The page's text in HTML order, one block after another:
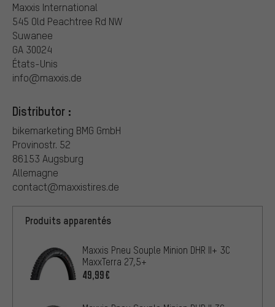
Maxxis International
545 Old Peachtree Rd NW
Suwanee
GA 30024
États-Unis
info@maxxis.de
Distributor :
bikemarketing BMG GmbH
Provinostr. 52
86153 Augsburg
Allemagne
contact@maxxistires.de
Produits apparentés
Maxxis Pneu Souple Minion DHR II+ 3C
MaxxTerra 27,5+
49,99€